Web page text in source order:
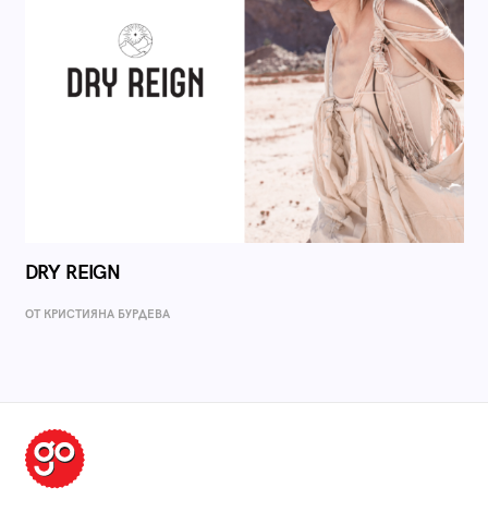
DRY REIGN
ОТ КРИСТИЯНА БУРДЕВА